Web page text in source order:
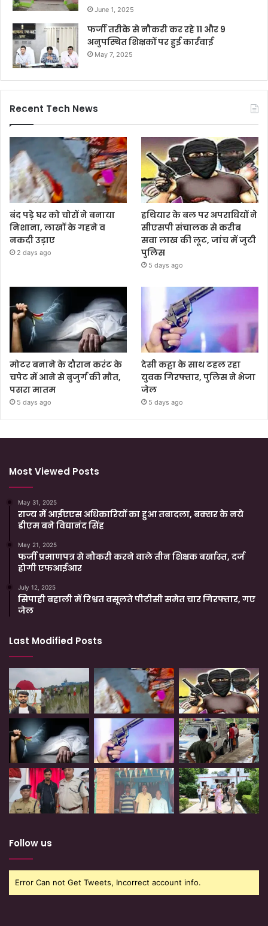
June 1, 2025
फर्जी तरीके से नौकरी कर रहे 11 और 9
अनुपस्थित शिक्षकों पर हुई कार्रवाई
May 7, 2025
Recent Tech News
बंद पड़े घर को चोरों ने बनाया
निशाना, लाखों के गहने व
नकदी उड़ाए
2 days ago
हथियार के बल पर अपराधियों ने
सीएसपी संचालक से करीब
सवा लाख की लूट, जांच में जुटी
पुलिस
5 days ago
मोटर बनाने के दौरान करंट के
चपेट में आने से बुजुर्ग की मौत,
पसरा मातम
5 days ago
देसी कट्टा के साथ टहल रहा
युवक गिरफ्तार, पुलिस ने भेजा
जेल
5 days ago
Most Viewed Posts
May 31, 2025
राज्य में आईएएस अधिकारियों का हुआ तबादला, बक्सर के नये
डीएम बने विद्यानंद सिंह
May 21, 2025
फर्जी प्रमाणपत्र से नौकरी करने वाले तीन शिक्षक बर्खास्त, दर्ज
होगी एफआईआर
July 12, 2025
सिपाही बहाली में रिश्वत वसूलते पीटीसी समेत चार गिरफ्तार, गए
जेल
Last Modified Posts
Follow us
Error Can not Get Tweets, Incorrect account info.